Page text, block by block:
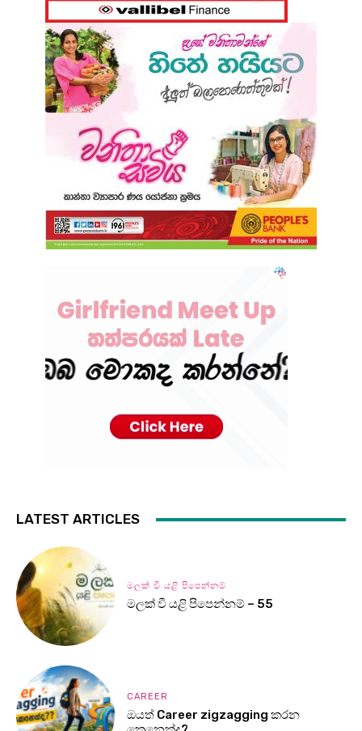
LATEST ARTICLES
මලක් වී යළි පිපෙන්නම්
මලක් වී යළි පිපෙන්නම් – 55
CAREER
ඔයත් Career zigzagging කරන